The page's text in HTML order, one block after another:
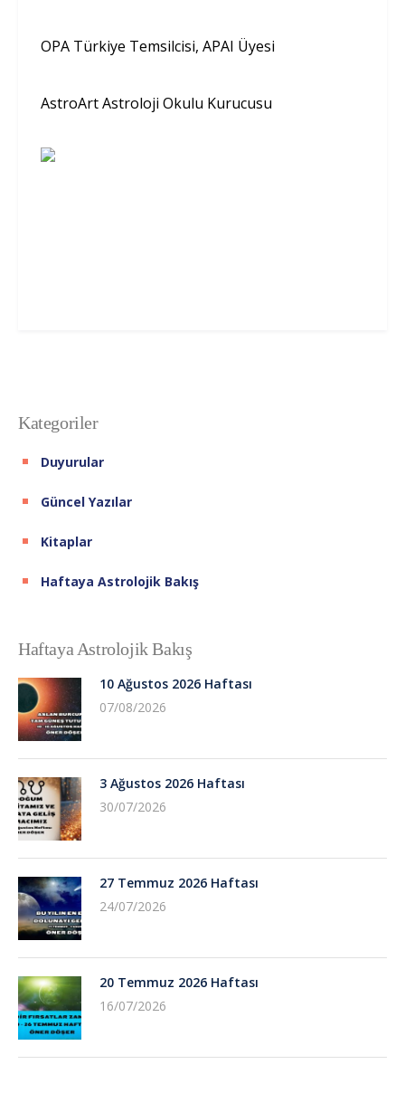
OPA Türkiye Temsilcisi, APAI Üyesi
AstroArt Astroloji Okulu Kurucusu
Kategoriler
Duyurular
Güncel Yazılar
Kitaplar
Haftaya Astrolojik Bakış
Haftaya Astrolojik Bakış
10 Ağustos 2026 Haftası
07/08/2026
3 Ağustos 2026 Haftası
30/07/2026
27 Temmuz 2026 Haftası
24/07/2026
20 Temmuz 2026 Haftası
16/07/2026